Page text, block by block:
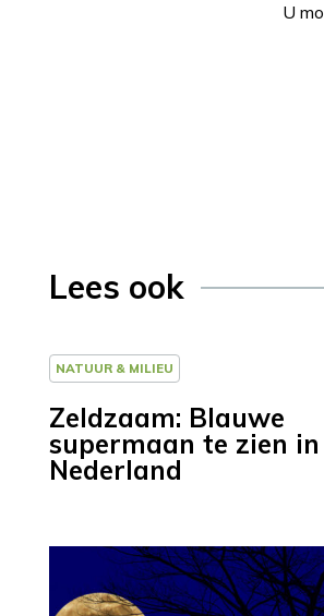
U
Lees ook
NATUUR & MILIEU
Zeldzaam: Blauwe
supermaan te zien in
Nederland